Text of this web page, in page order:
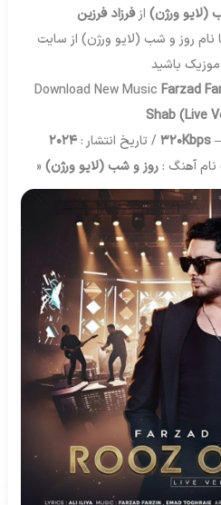
(لایو ورژن) ازفرزاد فرزین
نام روز و شب (لایو ورژن) از سایت
باشید
Download New Music Farzad
Shab (Live
320Kbps / تاریخ انتشار : 2024
نام آهنگ :روز و شب (لایو ورژن) «